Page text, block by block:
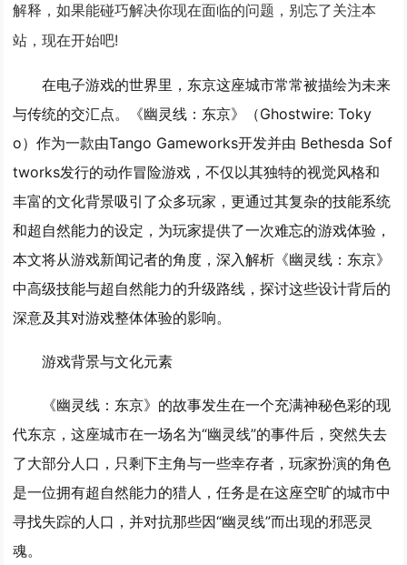
解释，如果能碰巧解决你现在面临的问题，别忘了关注本
站，现在开始吧!
在电子游戏的世界里，东京这座城市常常被描绘为未来
与传统的交汇点。《幽灵线：东京》（Ghostwire: Toky
o）作为一款由Tango Gameworks开发并由 Bethesda Sof
tworks发行的动作冒险游戏，不仅以其独特的视觉风格和
丰富的文化背景吸引了众多玩家，更通过其复杂的技能系统
和超自然能力的设定，为玩家提供了一次难忘的游戏体验，
本文将从游戏新闻记者的角度，深入解析《幽灵线：东京》
中高级技能与超自然能力的升级路线，探讨这些设计背后的
深意及其对游戏整体体验的影响。
游戏背景与文化元素
《幽灵线：东京》的故事发生在一个充满神秘色彩的现
代东京，这座城市在一场名为“幽灵线”的事件后，突然失去
了大部分人口，只剩下主角与一些幸存者，玩家扮演的角色
是一位拥有超自然能力的猎人，任务是在这座空旷的城市中
寻找失踪的人口，并对抗那些因“幽灵线”而出现的邪恶灵
魂。